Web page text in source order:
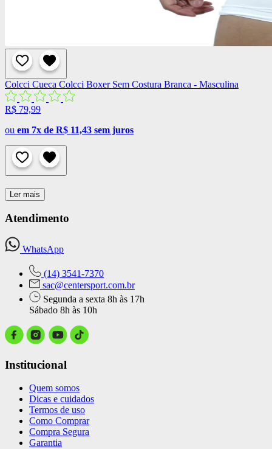
Colcci Cueca Colcci Boxer Sem Costura Branca - Masculina
R$ 79,99
ou em 7x de R$ 11,43 sem juros
Ler mais
Atendimento
WhatsApp
(14) 3541-7370
sac@centersport.com.br
Segunda a sexta 8h às 17h
Sábado 8h às 10h
Institucional
Quem somos
Dicas e cuidados
Termos de uso
Como Comprar
Compra Segura
Garantia